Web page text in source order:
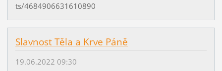
ts/4684906631610890
Slavnost Těla a Krve Páně
19.06.2022 09:30